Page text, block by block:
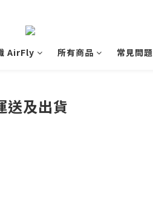
AirFly 所有商品 常見問題
送及出貨